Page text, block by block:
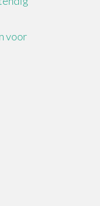
voor